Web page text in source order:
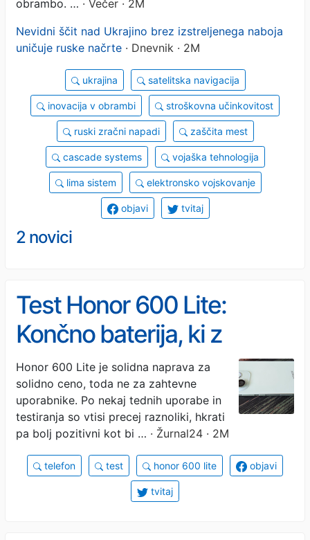
obrambo. … · Večer · 2M
Nevidni ščit nad Ukrajino brez izstreljenega naboja
uničuje ruske načrte · Dnevnik · 2M
ukrajina satelitska navigacija
inovacija v obrambi stroškovna učinkovitost
ruski zračni napadi zaščita mest
cascade systems vojaška tehnologija
lima sistem elektronsko vojskovanje
objavi tvitaj
2 novici
Test Honor 600 Lite:
Končno baterija, ki z
lahkoto zdrži dva dneva
Honor 600 Lite je solidna naprava za
solidno ceno, toda ne za zahtevne
uporabnike. Po nekaj tednih uporabe in
testiranja so vtisi precej raznoliki, hkrati
pa bolj pozitivni kot bi … · Žurnal24 · 2M
telefon test honor 600 lite objavi
tvitaj